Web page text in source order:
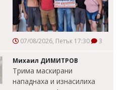
07/08/2026, Петък 17:30 3
Михаил ДИМИТРОВ
Трима маскирани
нападнаха и изнасилиха